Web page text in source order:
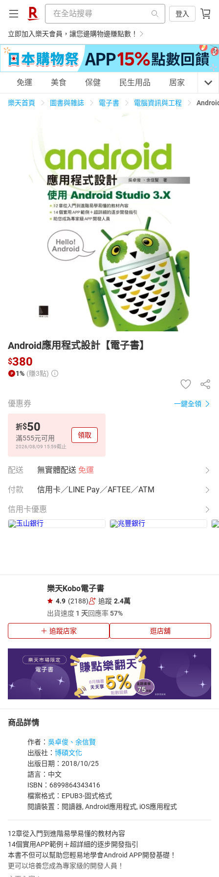
登入
立即加入樂天會員，讓您邊購物邊賺點數！
購物網分類
居家生活 3C家電 運動休閒
男裝 化妝保養
電子/紙本書
免運 美食 保健 民生用品 居家 3C
樂天首頁 圖書與雜誌 電子書 電腦資訊與工程
Android應用程式設計【電子書】
$380
1% (賺3點)
優惠券 一鍵全領
折$50
滿555元可用
2026/08/09 15:59截止
領取
配送 無實體配送 免運
付款 信用卡／LINE Pay／AFTEE／ATM
信用卡優惠
樂天Kobo電子書
4.9 (2188) 追蹤 2.4萬
出貨速度 1 天回應率57%
追蹤店家 逛店舖
商品詳情
作者： 吳卓俊、余信賢
出版社： 博碩文化
出版日期：2018/10/25
語言：中文
ISBN：6899864343416
檔案格式：EPUB3-固式格式
閱讀裝置：閱讀器, Android應用程式, iOS應用程式
12章從入門到進階易學易懂的教材內容
14個實用APP範例＋超詳細的逐步開發指引
本書不但可以幫助您輕易地學會Android APP開發基礎！
更可以培養您成為專家級的開發人員！